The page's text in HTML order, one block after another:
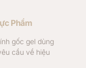
Phẩm
gốc gel dùng
cầu về hiệu